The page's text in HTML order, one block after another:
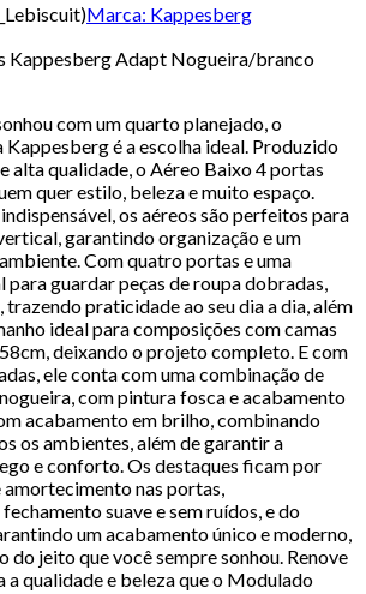
)Marca: Kappesberg
Kappesberg Adapt Nogueira/branco
com um quarto planejado, o
é a escolha ideal. Produzido
alta qualidade, o Aéreo Baixo 4 portas
quer estilo, beleza e muito espaço.
os aéreos são perfeitos para
garantindo organização e um
Com quatro portas e uma
para guardar peças de roupa dobradas,
praticidade ao seu dia a dia, além
ideal para composições com camas
deixando o projeto completo. E com
ele conta com uma combinação de
com pintura fosca e acabamento
acabamento em brilho, combinando
os ambientes, além de garantir a
e conforto. Os destaques ficam por
nas portas,
suave e sem ruídos, e do
um acabamento único e moderno,
do jeito que você sempre sonhou. Renove
a qualidade e beleza que o Modulado